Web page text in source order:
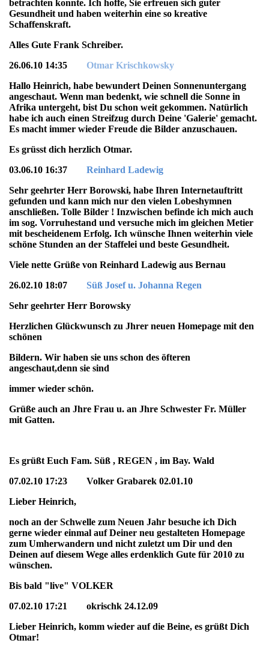
betrachten konnte. Ich hoffe, Sie erfreuen sich guter
Gesundheit und haben weiterhin eine so kreative
Schaffenskraft.
Alles Gute Frank Schreiber.
26.06.10 14:35
Otmar Krischkowsky
Hallo Heinrich, habe bewundert Deinen Sonnenuntergang
angeschaut. Wenn man bedenkt, wie schnell die Sonne in
Afrika untergeht, bist Du schon weit gekommen. Natürlich
habe ich auch einen Streifzug durch Deine 'Galerie' gemacht.
Es macht immer wieder Freude die Bilder anzuschauen.
Es grüsst dich herzlich Otmar.
03.06.10 16:37
Reinhard Ladewig
Sehr geehrter Herr Borowski, habe Ihren Internetauftritt
gefunden und kann mich nur den vielen Lobeshymnen
anschließen. Tolle Bilder ! Inzwischen befinde ich mich auch
im sog. Vorruhestand und versuche mich im gleichen Metier
mit bescheidenem Erfolg. Ich wünsche Ihnen weiterhin viele
schöne Stunden an der Staffelei und beste Gesundheit.
Viele nette Grüße von Reinhard Ladewig aus Bernau
26.02.10 18:07 Süß Josef u. Johanna Regen
Sehr geehrter Herr Borowsky
Herzlichen Glückwunsch zu Jhrer neuen Homepage mit den
schönen
Bildern. Wir haben sie uns schon des öfteren
angeschaut,denn sie sind
immer wieder schön.
Grüße auch an Jhre Frau u. an Jhre Schwester Fr. Müller
mit Gatten.
Es grüßt Euch Fam. Süß , REGEN , im Bay. Wald
07.02.10 17:23 Volker Grabarek 02.01.10
Lieber Heinrich,
noch an der Schwelle zum Neuen Jahr besuche ich Dich
gerne wieder einmal auf Deiner neu gestalteten Homepage
zum Umherwandern und nicht zuletzt um Dir und den
Deinen auf diesem Wege alles erdenklich Gute für 2010 zu
wünschen.
Bis bald "live" VOLKER
07.02.10 17:21 okrischk 24.12.09
Lieber Heinrich, komm wieder auf die Beine, es grüßt Dich
Otmar!